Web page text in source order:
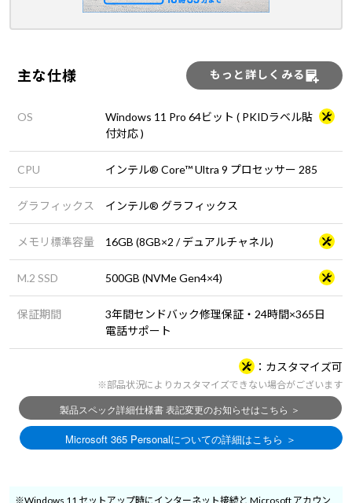
主な仕様 もっと詳しくみる
OS
Windows 11 Pro 64ビット ( PKIDラベル貼
付対応 )
CPU インテル® Core™ Ultra 9 プロセッサー 285
グラフィックス インテル® グラフィックス
メモリ標準容量 16GB (8GB×2 / デュアルチャネル)
M.2 SSD 500GB (NVMe Gen4×4)
保証期間
3年間センドバック修理保証・24時間×365日
電話サポート
カスタマイズ可
※部品状況によりカスタマイズできない場合がございます
※Windows 11 セットアップ時にインターネット接続と Microsoft アカウン